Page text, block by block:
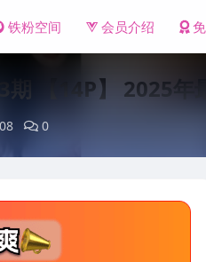
铁粉空间 会员介绍
期 【14P】 2025年
0